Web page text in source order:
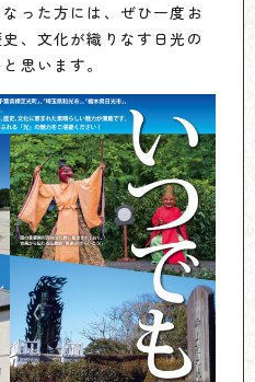
った方には、ぜひ一度お
、文化が織りなす日光の
思います。